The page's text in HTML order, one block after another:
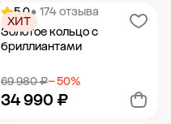
Добавить в корзину
5.0• 174 отзыва
Золотое кольцо с
бриллиантами
69 980 ₽− 50%
34 990 ₽
ХИТ